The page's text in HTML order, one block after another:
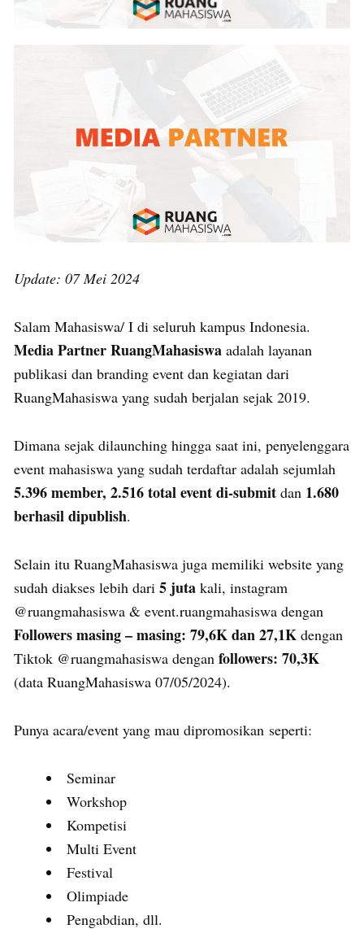
Update: 07 Mei 2024
Salam Mahasiswa/ I di seluruh kampus Indonesia.
Media Partner RuangMahasiswa adalah layanan
publikasi dan branding event dan kegiatan dari
RuangMahasiswa yang sudah berjalan sejak 2019.
Dimana sejak dilaunching hingga saat ini, penyelenggara
event mahasiswa yang sudah terdaftar adalah sejumlah
5.396 member, 2.516 total event di-submit dan 1.680
berhasil dipublish.
Selain itu RuangMahasiswa juga memiliki website yang
sudah diakses lebih dari 5 juta kali, instagram
@ruangmahasiswa & event.ruangmahasiswa dengan
Followers masing – masing: 79,6K dan 27,1K dengan
Tiktok @ruangmahasiswa dengan followers: 70,3K
(data RuangMahasiswa 07/05/2024).
Punya acara/event yang mau dipromosikan seperti:
Seminar
Workshop
Kompetisi
Multi Event
Festival
Olimpiade
Pengabdian, dll.